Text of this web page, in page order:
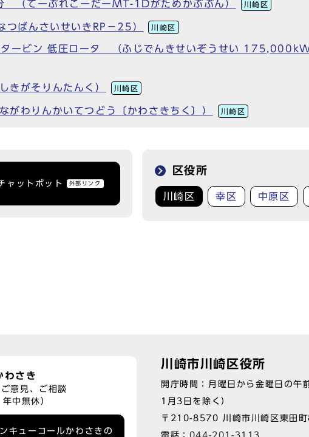
（てーぷれこーだーMT-1Dがためかぶぶん） 川崎区
ばんさいせいきRP－25） 川崎区
ービン 低圧ロータ （ふじでんきせいぞうせい 175,000kW
きがそりんたんく） 川崎区
わりんかいてつどう〔かわさきちく〕） 川崎区
ャットボット 外部リンク
区役所
川崎区 幸区 中原区
わさき
意見、ご相談
中無休）
キューコールかわさきの
川崎市川崎区役所
開庁時間：月曜日から金曜日の
1月3日を除く）
〒210-8570 川崎市川崎区東田
電話： 044-201-3113